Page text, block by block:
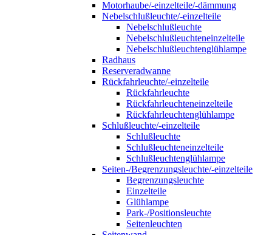
Motorhaube/-einzelteile/-dämmung
Nebelschlußleuchte/-einzelteile
Nebelschlußleuchte
Nebelschlußleuchteneinzelteile
Nebelschlußleuchtenglühlampe
Radhaus
Reserveradwanne
Rückfahrleuchte/-einzelteile
Rückfahrleuchte
Rückfahrleuchteneinzelteile
Rückfahrleuchtenglühlampe
Schlußleuchte/-einzelteile
Schlußleuchte
Schlußleuchteneinzelteile
Schlußleuchtenglühlampe
Seiten-/Begrenzungsleuchte/-einzelteile
Begrenzungsleuchte
Einzelteile
Glühlampe
Park-/Positionsleuchte
Seitenleuchten